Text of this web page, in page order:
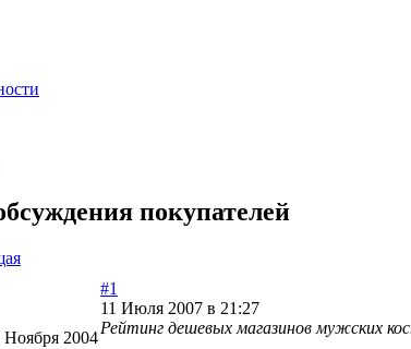
покупателей
Ноября 2004
#1
11 Июля 2007 в 21:27
Рейтинг дешевых магазинов мужских